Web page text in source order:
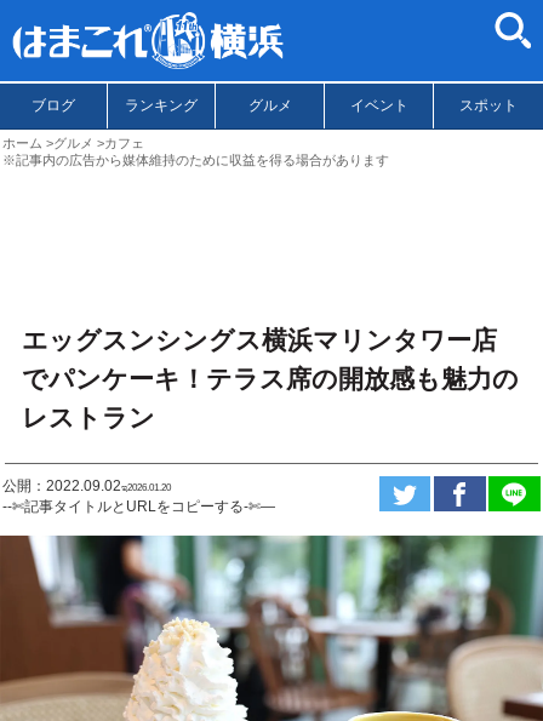
ブログ ランキング グルメ イベント スポット
ホーム グルメ
カフェ
※記事内の広告から媒体維持のために収益を得る場合があります
エッグスンシングス横浜マリンタワー店
でパンケーキ！テラス席の開放感も魅力の
レストラン
公開：2022.09.02ಇ2026.01.20
--✄記事タイトルとURLをコピーする-✄—